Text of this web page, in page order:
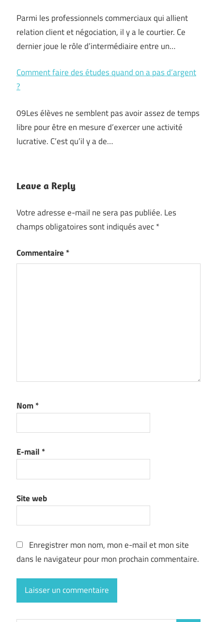
Parmi les professionnels commerciaux qui allient
relation client et négociation, il y a le courtier. Ce
dernier joue le rôle d’intermédiaire entre un…
Comment faire des études quand on a pas d’argent
?
09Les élèves ne semblent pas avoir assez de temps
libre pour être en mesure d’exercer une activité
lucrative. C’est qu’il y a de…
Leave a Reply
Votre adresse e-mail ne sera pas publiée. Les
champs obligatoires sont indiqués avec*
Commentaire *
Nom*
E-mail *
Site web
Enregistrer mon nom, mon e-mail et mon site
dans le navigateur pour mon prochain commentaire.